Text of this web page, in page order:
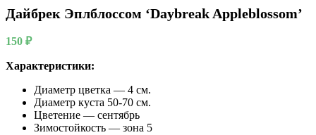
Дайбрек Эплблоссом ‘Daybreak Appleblossom’
150 ₽
Характеристики:
Диаметр цветка — 4 см.
Диаметр куста 50-70 см.
Цветение — сентябрь
Зимостойкость — зона 5